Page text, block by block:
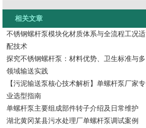
相关文章
不锈钢螺杆泵模块化材质体系与全流程工况适
配技术
探究不锈钢螺杆泵：材料优势、卫生标准与多
领域输送实践
【污泥输送泵核心技术解析】单螺杆泵厂家专
业选型指南
单螺杆泵主要组成部件转子介绍及日常维护
湖北黄冈某县污水处理厂单螺杆泵调试案例